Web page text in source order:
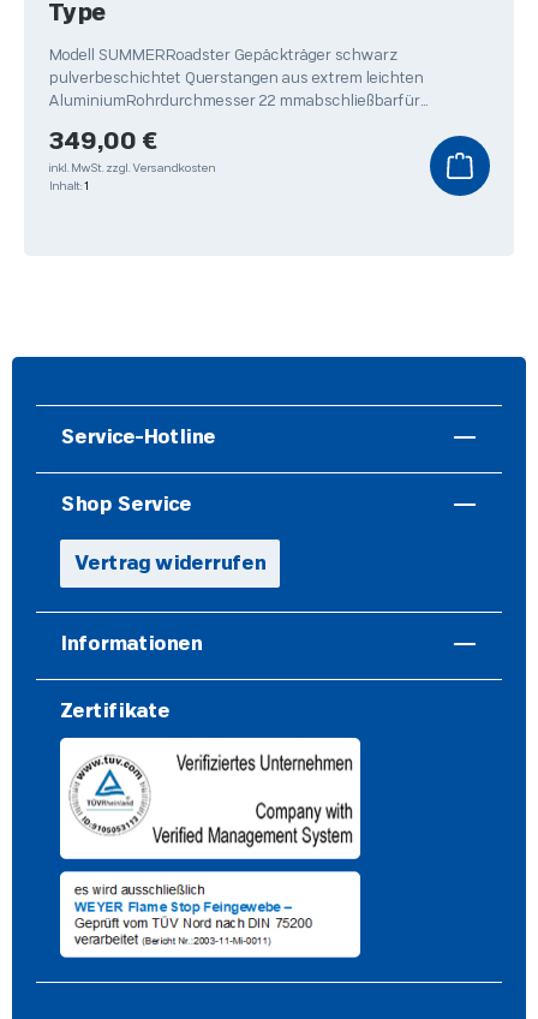
Type
Modell SUMMERRoadster Gepäckträger schwarz
pulverbeschichtet Querstangen aus extrem leichten
AluminiumRohrdurchmesser 22 mmabschließbarfür
Regulärer Preis:
349,00 €
inkl. MwSt. zzgl. Versandkosten
Inhalt: 1
Service-Hotline
Shop Service
Vertrag widerrufen
Informationen
Zertifikate